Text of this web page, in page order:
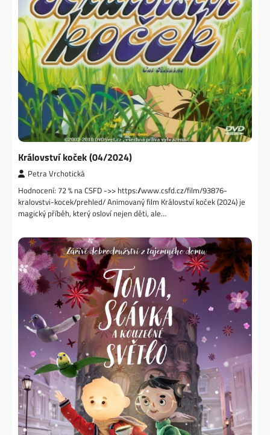
Království koček (04/2024)
Petra Vrchotická
Hodnocení: 72 % na CSFD ->> https://www.csfd.cz/film/93876-
kralovstvi-kocek/prehled/ Animovaný film Království koček (2024) je
magický příběh, který osloví nejen děti, ale…